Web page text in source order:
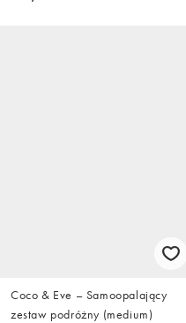
Coco & Eve – Samoopalający
zestaw podróżny (medium)